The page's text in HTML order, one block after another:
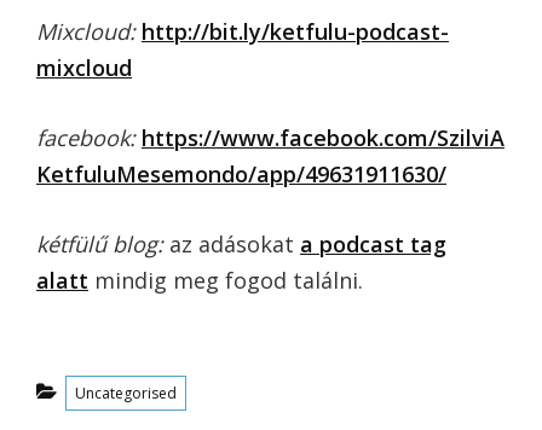
Mixcloud: http://bit.ly/ketfulu-podcast-
mixcloud
facebook: https://www.facebook.com/SzilviA
KetfuluMesemondo/app/49631911630/
kétfülű blog:az adásokat a podcast tag
alatt mindig meg fogod találni.
Categories
Uncategorised